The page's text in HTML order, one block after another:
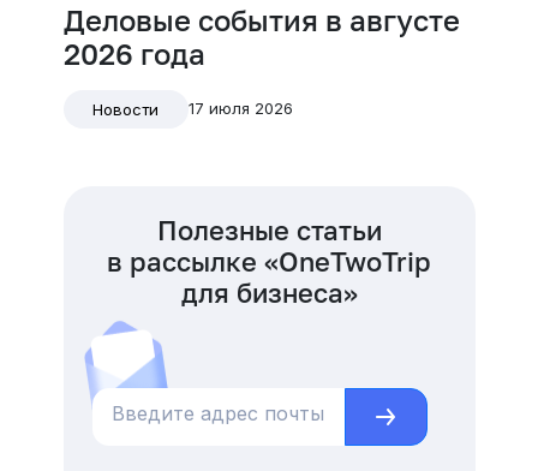
Деловые события в августе
2026 года
Новости 17 июля 2026
Полезные статьи
в рассылке «OneTwoTrip
для бизнеса»